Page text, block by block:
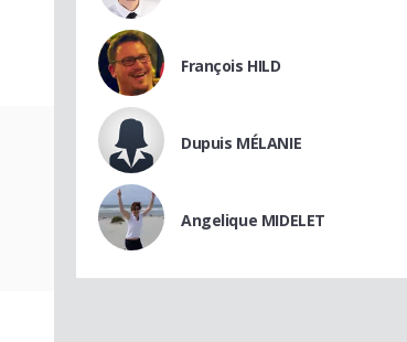
François HILD
Dupuis MÉLANIE
Angelique MIDELET